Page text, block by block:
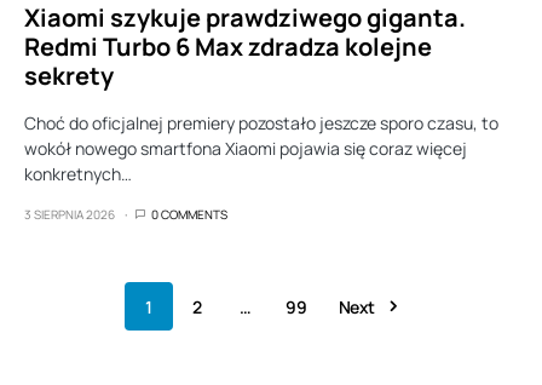
Xiaomi szykuje prawdziwego giganta.
Redmi Turbo 6 Max zdradza kolejne
sekrety
Choć do oficjalnej premiery pozostało jeszcze sporo czasu, to
wokół nowego smartfona Xiaomi pojawia się coraz więcej
konkretnych…
3 SIERPNIA 2026 0 COMMENTS
1 2 … 99 Next